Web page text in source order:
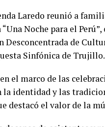
Laredo reunió a
Noche para el
Desconcentrada de
Sinfónica de Trujillo.
el marco de las
identidad y las
destacó el valor de la